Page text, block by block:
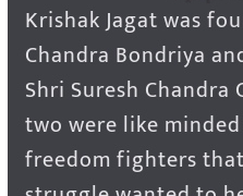
Krishak Jagat was
Chandra Bondriya
Shri Suresh Chandra
two were like
freedom fighters